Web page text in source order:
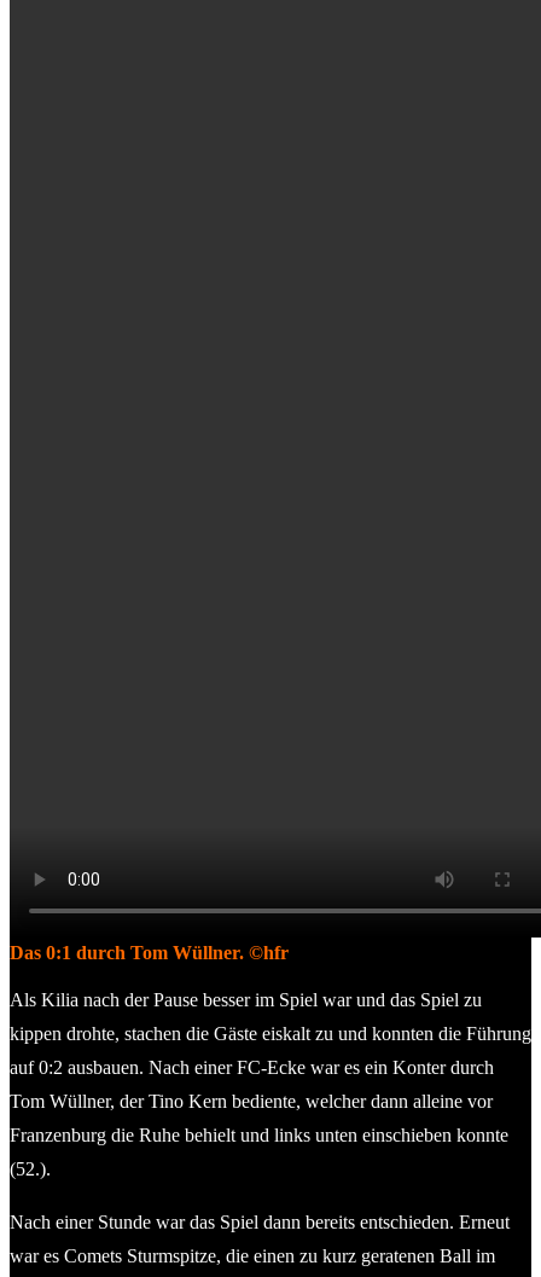
Das 0:1 durch Tom Wüllner. ©hfr
Als Kilia nach der Pause besser im Spiel war und das Spiel zu
kippen drohte, stachen die Gäste eiskalt zu und konnten die Führung
auf 0:2 ausbauen. Nach einer FC-Ecke war es ein Konter durch
Tom Wüllner, der Tino Kern bediente, welcher dann alleine vor
Franzenburg die Ruhe behielt und links unten einschieben konnte
(52.).
Nach einer Stunde war das Spiel dann bereits entschieden. Erneut
war es Comets Sturmspitze, die einen zu kurz geratenen Ball im